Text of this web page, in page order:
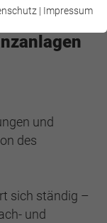
und
des
sich ständig –
und
Funktionen der
| Impressum